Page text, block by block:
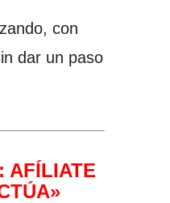
con
dar un paso
AFÍLIATE